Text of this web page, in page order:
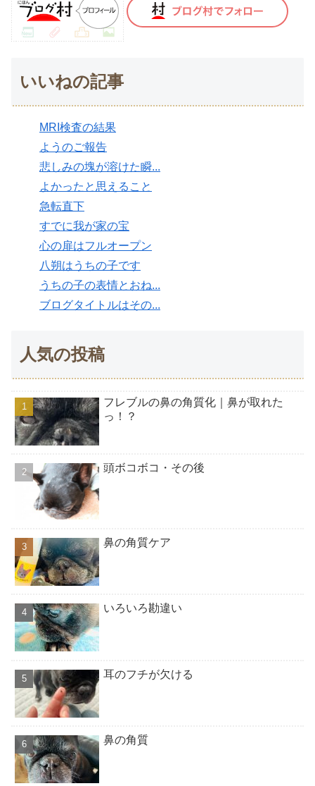
いいねの記事
MRI検査の結果
ようのご報告
悲しみの塊が溶けた瞬...
よかったと思えること
急転直下
すでに我が家の宝
心の扉はフルオープン
八朔はうちの子です
うちの子の表情とおね...
ブログタイトルはその...
人気の投稿
フレブルの鼻の角質化｜鼻が取れた
っ！？
頭ボコボコ・その後
鼻の角質ケア
いろいろ勘違い
耳のフチが欠ける
鼻の角質